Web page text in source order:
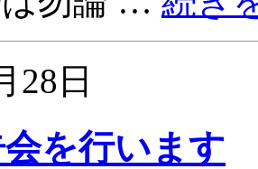
28日
を行います